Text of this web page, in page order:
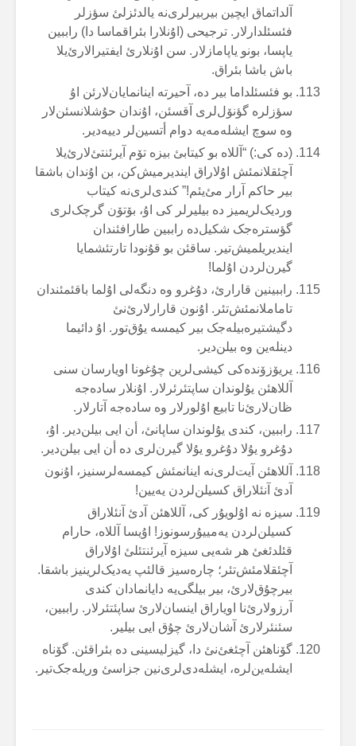
آلداتماق ایچین بیربیرلری‌نە یالدئزلئ سؤزلر
فئسئلدارلار. ترجیحی (اۇنلارا بئراقماسا دا) راببین
یاپسا، بونو یاپامازلار. سن اۇنلارئ ایفتیرالارئ‌یلا
باش باشا بئراق.
بو فئسئلداما بیر دە، آحیرتە اینانمایان‌لارئن اۇ
سؤزلرە گؤنۆل‌لری آقسئن، اۇندان حۇشلانسئن‌لار
وە سوچ ایشلەمەیە دوام أتسین‌لر دییەدیر.
(دە کی:) “آللاە بو کیتابئ بیزە تۆم آیرئنتئ‌لارئ‌یلا
آچئقلانمئش اۇلاراق ایندیرمیش‌کن، بن اۇندان باشقا
بیر حاکم آرار مئ‌یئم!” کندی‌لری‌نە کیتاب
وردیک‌لریمیز دە بیلیرلر کی اۇ، بۆتۆن گرچک‌لری
گؤسترەجک شکیل‌دە راببین طارافئندان
ایندیریلمیش‌تیر. ساقئن بو قۇنودا تارتئشمایا
گیرن‌لردن اۇلما!
راببینین قارارئ، دۇغرو وە دنگەلی اۇلما باقئمئندان
تاماملانمئش‌تئر. اۇنون قارارلارئ‌نئ
دگیشتیرەبیلەجک بیر کیمسە یۇق‌تور. اۇ دائیما
دینلەین وە بیلن‌دیر.
یریۆزۆندەکی کیشی‌لرین چۇغونا اویارسان سنی
آللاهئن یۇلوندان ساپتئرئرلار. اۇنلار سادەجە
ظان‌لارئ‌نا تابیع اۇلورلار وە سادەجە آتارلار.
راببین، کندی یۇلوندان ساپانئ، أن ایی بیلن‌دیر. اۇ،
دۇغرو یۇلا دۇغرو یۇلا گیرن‌لری دە أن ایی بیلن‌دیر.
آللاهئن آیت‌لری‌نە اینانمئش کیمسەلرسنیز، اۇنون
آدئ آنئلاراق کسیلن‌لردن یەیین!
سیزە نە اۇلویۇر کی، آللاهئن آدئ آنئلاراق
کسیلن‌لردن یەمییۇرسونوز! اۇیسا آللاە، حارام
قئلدئغئ هر شەیی سیزە آیرئنتئلئ اۇلاراق
آچئقلامئش‌تئر؛ چارەسیز قالئپ یەدیک‌لرینیز باشقا.
بیرچۇق‌لارئ، بیر بیلگی‌یە دایانمادان کندی
آرزولارئ‌نا اویاراق اینسان‌لارئ ساپئتئرلار. راببین،
سئنئرلارئ آشان‌لارئ چۇق ایی بیلیر.
گۆناهئن آچئغئ‌نئ دا، گیزلیسینی دە بئراقئن. گۆناە
ایشلەین‌لرە، ایشلەدی‌لری‌نین جزاسئ وریلەجک‌تیر.